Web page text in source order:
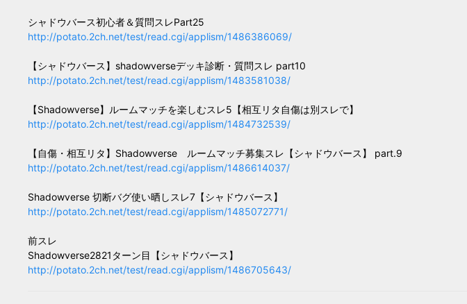
シャドウバース初心者＆質問スレPart25
http://potato.2ch.net/test/read.cgi/applism/1486386069/
【シャドウバース】shadowverseデッキ診断・質問スレ part10
http://potato.2ch.net/test/read.cgi/applism/1483581038/
【Shadowverse】ルームマッチを楽しむスレ5【相互リタ自傷は別スレで】
http://potato.2ch.net/test/read.cgi/applism/1484732539/
【自傷・相互リタ】Shadowverse ルームマッチ募集スレ【シャドウバース】 part.9
http://potato.2ch.net/test/read.cgi/applism/1486614037/
Shadowverse 切断バグ使い晒しスレ7【シャドウバース】
http://potato.2ch.net/test/read.cgi/applism/1485072771/
前スレ
Shadowverse2821ターン目【シャドウバース】
http://potato.2ch.net/test/read.cgi/applism/1486705643/